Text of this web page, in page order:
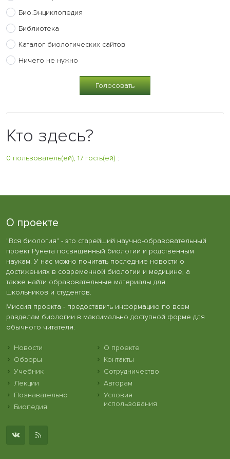
Био.Энциклопедия
Библиотека
Каталог биологических сайтов
Ничего не нужно
Кто здесь?
0 пользователь(ей), 17 гость(ей) :
О проекте
"Вся биология" - это старейший научно-образовательный
проект Рунета посвященный биологии и родственным
наукам. У нас можно почитать последние новости о
достижениях в современной биологии и медицине, а
также найти образовательные материалы для
школьников и студентов.
Миссия проекта - предоставить информацию по всем
разделам биологии в максимально доступной форме для
обычного читателя.
Новости
Обзоры
Учебник
Лекции
Познавательно
Биопедия
О проекте
Контакты
Сотрудничество
Авторам
Условия
использования